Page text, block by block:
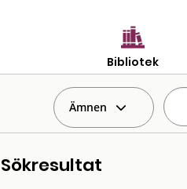
Bibliotek
Ämnen
Sökresultat